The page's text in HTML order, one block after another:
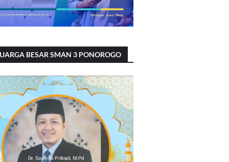
BESAR SMAN 3 PONOROGO